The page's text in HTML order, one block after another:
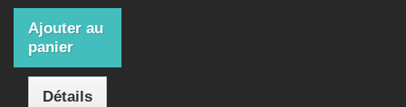
Ajouter au
panier
Détails